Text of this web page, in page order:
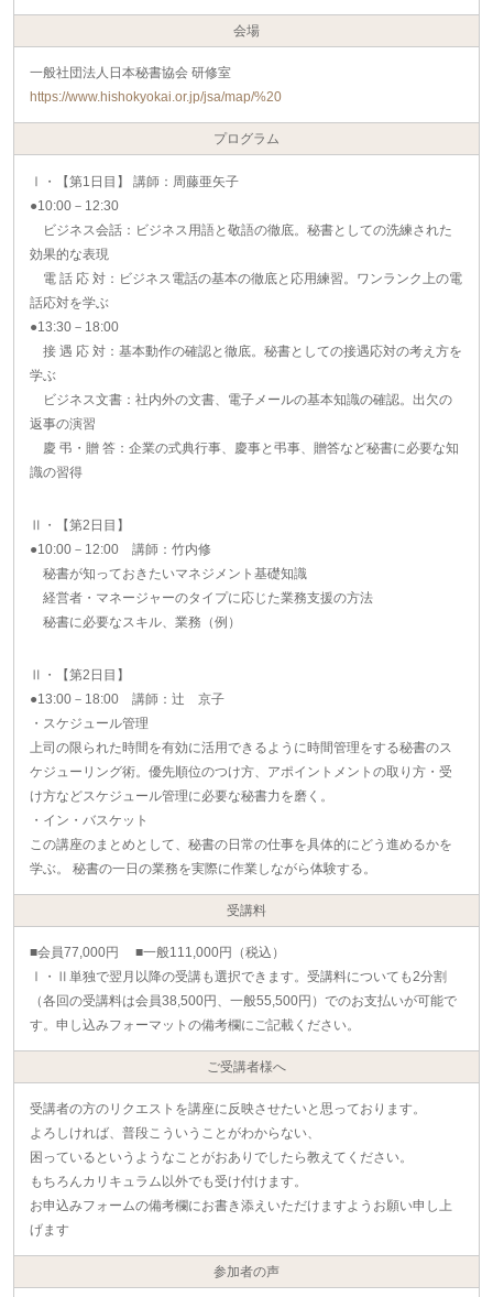
会場
一般社団法人日本秘書協会 研修室
https://www.hishokyokai.or.jp/jsa/map/%20
プログラム
Ⅰ・【第1日目】 講師：周藤亜矢子
●10:00－12:30
ビジネス会話：ビジネス用語と敬語の徹底。秘書としての洗練された
効果的な表現
電 話 応 対：ビジネス電話の基本の徹底と応用練習。ワンランク上の電
話応対を学ぶ
●13:30－18:00
接 遇 応 対：基本動作の確認と徹底。秘書としての接遇応対の考え方を
学ぶ
ビジネス文書：社内外の文書、電子メールの基本知識の確認。出欠の
返事の演習
慶 弔・贈 答：企業の式典行事、慶事と弔事、贈答など秘書に必要な知
識の習得
Ⅱ・【第2日目】
●10:00－12:00 講師：竹内修
秘書が知っておきたいマネジメント基礎知識
経営者・マネージャーのタイプに応じた業務支援の方法
秘書に必要なスキル、業務（例）
Ⅱ・【第2日目】
●13:00－18:00 講師：辻 京子
・スケジュール管理
上司の限られた時間を有効に活用できるように時間管理をする秘書のス
ケジューリング術。優先順位のつけ方、アポイントメントの取り方・受
け方などスケジュール管理に必要な秘書力を磨く。
・イン・バスケット
この講座のまとめとして、秘書の日常の仕事を具体的にどう進めるかを
学ぶ。 秘書の一日の業務を実際に作業しながら体験する。
受講料
■会員77,000円 ■一般111,000円（税込）
Ⅰ・Ⅱ単独で翌月以降の受講も選択できます。受講料についても2分割
（各回の受講料は会員38,500円、一般55,500円）でのお支払いが可能で
す。申し込みフォーマットの備考欄にご記載ください。
ご受講者様へ
受講者の方のリクエストを講座に反映させたいと思っております。
よろしければ、普段こういうことがわからない、
困っているというようなことがおありでしたら教えてください。
もちろんカリキュラム以外でも受け付けます。
お申込みフォームの備考欄にお書き添えいただけますようお願い申し上
げます
参加者の声